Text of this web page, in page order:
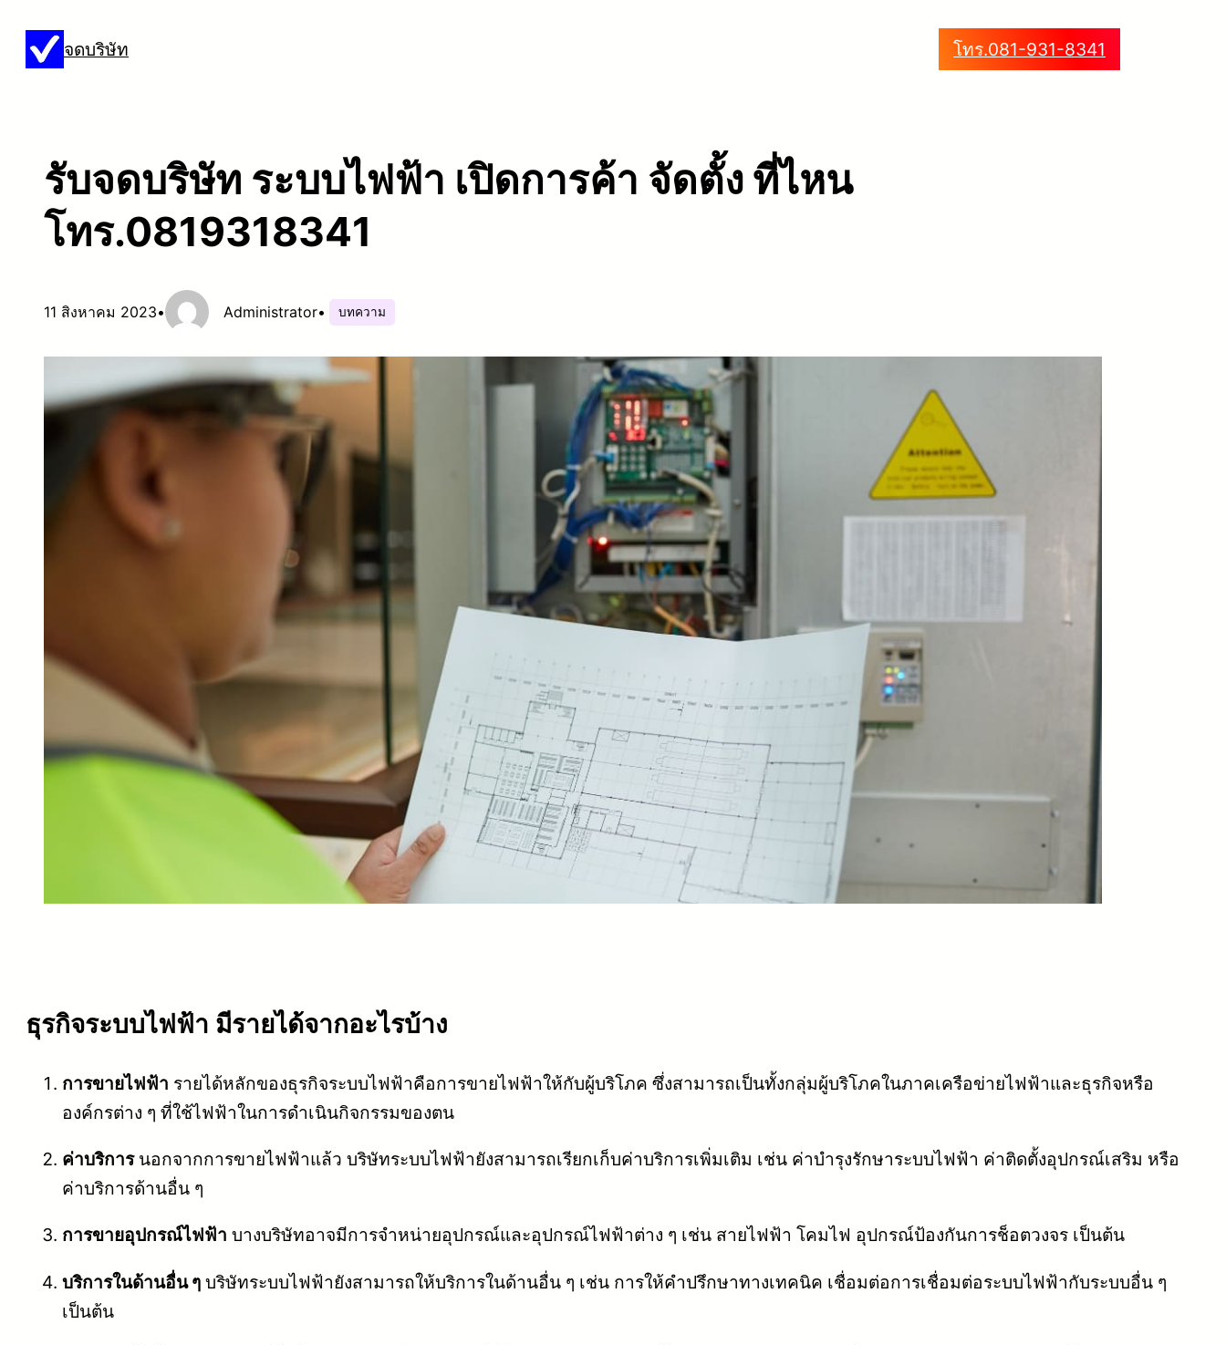
จดบริษัท โทร.081-931-8341
รับจดบริษัท ระบบไฟฟ้า เปิดการค้า จัดตั้ง ที่ไหน
โทร.0819318341
11 สิงหาคม 2023• Administrator• บทความ
ธุรกิจระบบไฟฟ้า มีรายได้จากอะไรบ้าง
การขายไฟฟ้า รายได้หลักของธุรกิจระบบไฟฟ้าคือการขายไฟฟ้าให้กับผู้บริโภค ซึ่งสามารถเป็นทั้งกลุ่มผู้บริโภคในภาคเครือข่ายไฟฟ้าและธุรกิจหรือ
องค์กรต่าง ๆ ที่ใช้ไฟฟ้าในการดำเนินกิจกรรมของตน
ค่าบริการนอกจากการขายไฟฟ้าแล้ว บริษัทระบบไฟฟ้ายังสามารถเรียกเก็บค่าบริการเพิ่มเติม เช่น ค่าบำรุงรักษาระบบไฟฟ้า ค่าติดตั้งอุปกรณ์เสริม หรือ
ค่าบริการด้านอื่น ๆ
การขายอุปกรณ์ไฟฟ้า บางบริษัทอาจมีการจำหน่ายอุปกรณ์และอุปกรณ์ไฟฟ้าต่าง ๆ เช่น สายไฟฟ้า โคมไฟ อุปกรณ์ป้องกันการช็อตวงจร เป็นต้น
บริการในด้านอื่น ๆ บริษัทระบบไฟฟ้ายังสามารถให้บริการในด้านอื่น ๆ เช่น การให้คำปรึกษาทางเทคนิค เชื่อมต่อการเชื่อมต่อระบบไฟฟ้ากับระบบอื่น ๆ
เป็นต้น